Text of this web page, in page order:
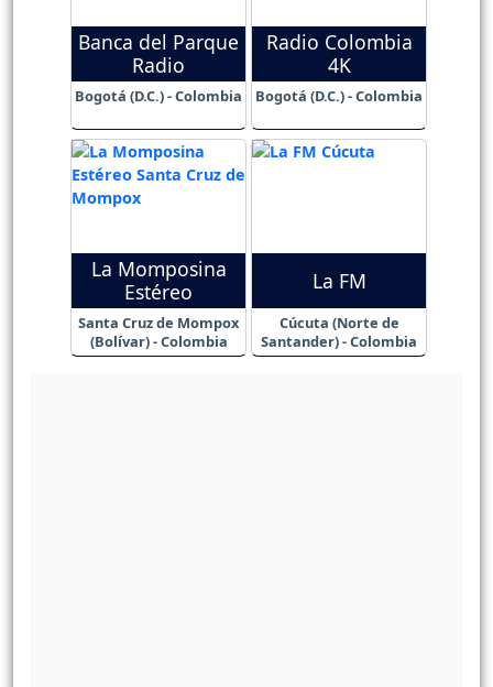
Banca del Parque
Radio
Bogotá (D.C.) - Colombia
Radio Colombia
4K
Bogotá (D.C.) - Colombia
La Momposina
Estéreo
Santa Cruz de Mompox
(Bolívar) - Colombia
La FM
Cúcuta (Norte de
Santander) - Colombia